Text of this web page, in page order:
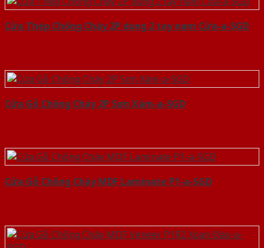
Cửa Thép Chống Cháy 2P dung 2 tay nam Cửa-a-SGD
Cửa Gỗ Chống Cháy 2P Sơn Xám-a-SGD
Cửa Gỗ Chống Cháy MDF Laminate P1-a-SGD